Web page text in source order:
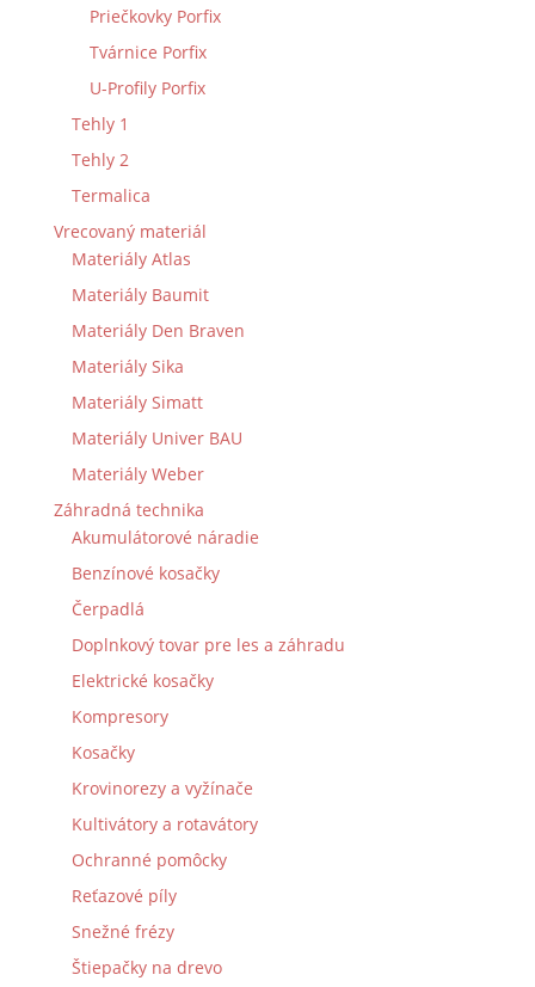
Priečkovky Porfix
Tvárnice Porfix
U-Profily Porfix
Tehly 1
Tehly 2
Termalica
Vrecovaný materiál
Materiály Atlas
Materiály Baumit
Materiály Den Braven
Materiály Sika
Materiály Simatt
Materiály Univer BAU
Materiály Weber
Záhradná technika
Akumulátorové náradie
Benzínové kosačky
Čerpadlá
Doplnkový tovar pre les a záhradu
Elektrické kosačky
Kompresory
Kosačky
Krovinorezy a vyžínače
Kultivátory a rotavátory
Ochranné pomôcky
Reťazové píly
Snežné frézy
Štiepačky na drevo